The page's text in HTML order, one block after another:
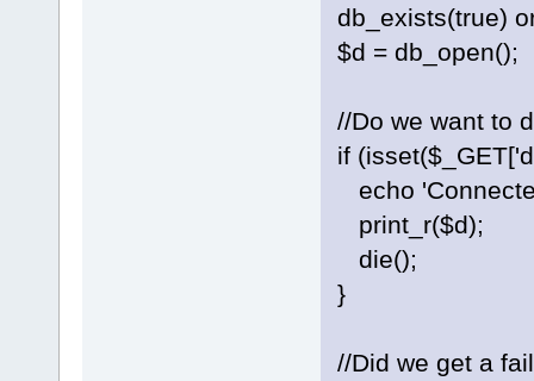
db_exists(true)
$d = db_open();
//Do we want to
if
echo
print_r($d);
die();
}
//Did we get a